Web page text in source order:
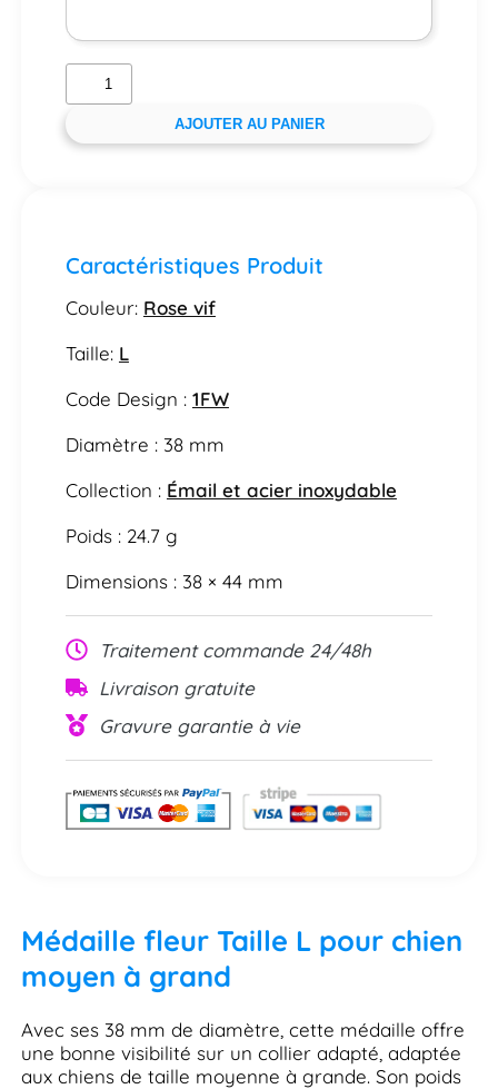
AJOUTER AU PANIER
Caractéristiques Produit
Couleur: Rose vif
Taille: L
Code Design : 1FW
Diamètre : 38 mm
Collection : Émail et acier inoxydable
Poids : 24.7 g
Dimensions : 38 × 44 mm
Traitement commande 24/48h
Livraison gratuite
Gravure garantie à vie
Médaille fleur Taille L pour chien
moyen à grand
Avec ses 38 mm de diamètre, cette médaille offre
une bonne visibilité sur un collier adapté, adaptée
aux chiens de taille moyenne à grande. Son poids